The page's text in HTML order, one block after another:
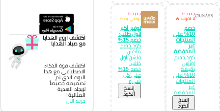
جديد ✨
لا تفوت 🔥
خصم
10% على
المنتجات
غير
المخفضة
كود خصم
اوناس
بقيمة
10% على
المنتجات
غير
المخفضة
إِنسخ
الكود
جديد ✨
نوصي به ⭐
توفير أكبر
لأول طلب:
خصم 15%
كود خصم
ماكش
فاشن اول
طلب:
خصم 15%
على كل
شيء
إِنسخ
الكود
اكتشف اروع الهدايا
مع صياد الهدايا
اكتشف قوة الذكاء
الاصطناعي مع هذا
البوت الذي تم
تصميمه خصيصاً
لإيجاد الهدية
المثالية !
جربه الان